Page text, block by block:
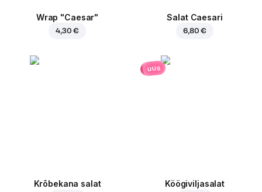
Wrap "Caesar"
4,30 €
Salat Caesari
6,80 €
Krõbekana salat
uus
Köögiviljasalat